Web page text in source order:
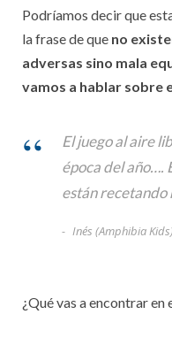
Podríamos decir que
la frase de que no
adversas sino mala
vamos a hablar sobre
El juego al aire
época del año….
están recetando
Inés (Amphibia Kids)
¿Qué vas a encontrar en